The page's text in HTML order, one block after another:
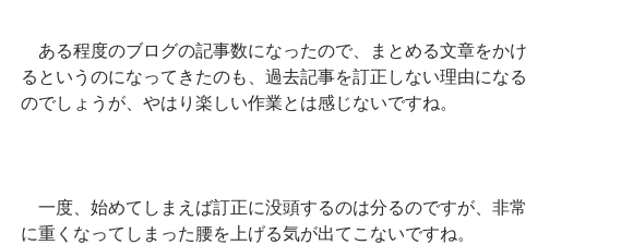
ある程度のブログの記事数になったので、まとめる文章をかけ
るというのになってきたのも、過去記事を訂正しない理由になる
のでしょうが、やはり楽しい作業とは感じないですね。
一度、始めてしまえば訂正に没頭するのは分るのですが、非常
に重くなってしまった腰を上げる気が出てこないですね。